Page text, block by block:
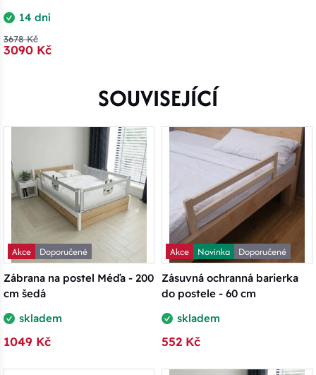
14 dní
3678 Kč
3090 Kč
SOUVISEJÍCÍ
Akce
Doporučené
Zábrana na postel Méďa - 200
cm šedá
skladem
1049 Kč
Akce Novinka
Doporučené
Zásuvná ochranná barierka
do postele - 60 cm
skladem
552 Kč